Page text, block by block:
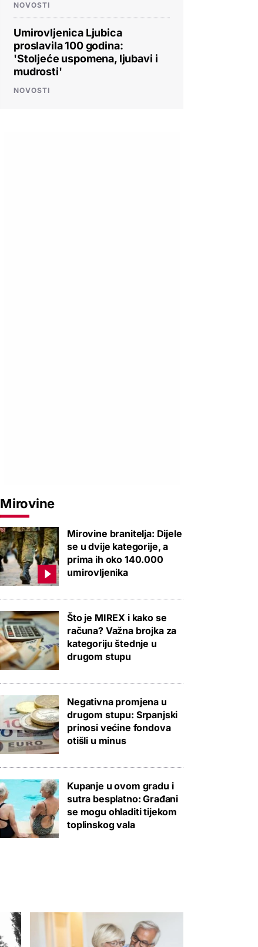
NOVOSTI
Umirovljenica Ljubica
proslavila 100 godina:
'Stoljeće uspomena, ljubavi i
mudrosti'
NOVOSTI
Mirovine
Mirovine branitelja: Dijele
se u dvije kategorije, a
prima ih oko 140.000
umirovljenika
Što je MIREX i kako se
računa? Važna brojka za
kategoriju štednje u
drugom stupu
Negativna promjena u
drugom stupu: Srpanjski
prinosi većine fondova
otišli u minus
Kupanje u ovom gradu i
sutra besplatno: Građani
se mogu ohladiti tijekom
toplinskog vala